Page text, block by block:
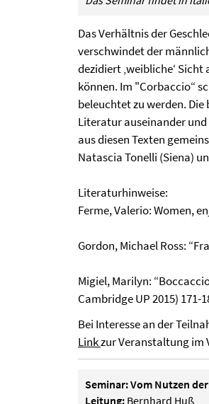
Das Verhältnis der
verschwindet der
dezidiert ‚weibliche‘
können. Im "Corbaccio“
beleuchtet zu werden.
Literatur auseinander und
aus diesen Texten
Natascia Tonelli (Siena)
Literaturhinweise:
Ferme, Valerio: Women,
Gordon, Michael Ross:
Migiel, Marilyn:
Cambridge UP 2015) 171-
Bei Interesse an der
Linkzur Veranstaltung im
Seminar: Vom Nutzen
Leitung: Bernhard Huß